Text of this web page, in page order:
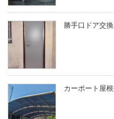
勝手口ドア交
カーポート屋